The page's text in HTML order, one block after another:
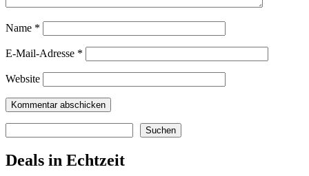
Name *
E-Mail-Adresse *
Website
Suchen
Deals in Echtzeit